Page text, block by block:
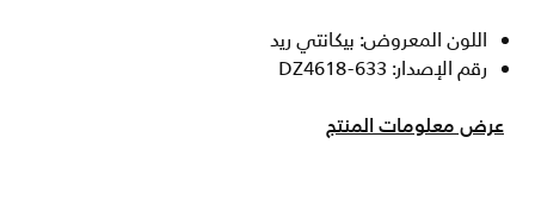
اللون المعروض: بيكانتي ريد
رقم الإصدار: DZ4618-633
عرض معلومات المنتج